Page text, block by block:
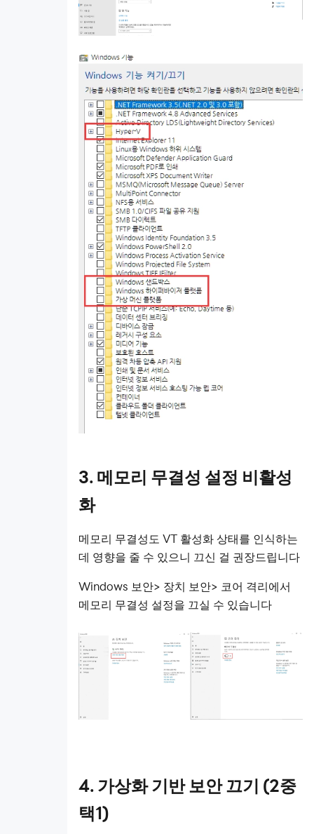
3. 메모리 무결성 설정 비활성
화
메모리 무결성도 VT 활성화 상태를 인식하는
데 영향을 줄 수 있으니 끄신 걸 권장드립니다
Windows 보안> 장치 보안> 코어 격리에서
메모리 무결성 설정을 끄실 수 있습니다
4. 가상화 기반 보안 끄기 (2중
택1)